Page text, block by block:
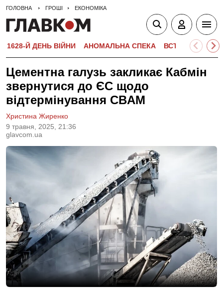
ГОЛОВНА ГРОШІ ЕКОНОМІКА
1628-Й ДЕНЬ ВІЙНИ АНОМАЛЬНА СПЕКА ВСТУПНА
Цементна галузь закликає Кабмін
звернутися до ЄС щодо
відтермінування CBAM
9 травня, 2025, 21:36
glavcom.ua
Христина Жиренко